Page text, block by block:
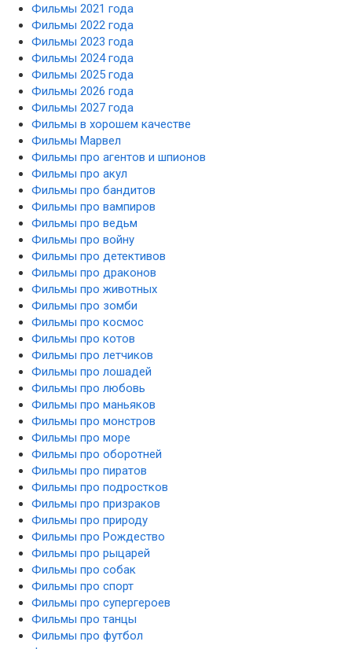
Фильмы 2021 года
Фильмы 2022 года
Фильмы 2023 года
Фильмы 2024 года
Фильмы 2025 года
Фильмы 2026 года
Фильмы 2027 года
Фильмы в хорошем качестве
Фильмы Марвел
Фильмы про агентов и шпионов
Фильмы про акул
Фильмы про бандитов
Фильмы про вампиров
Фильмы про ведьм
Фильмы про войну
Фильмы про детективов
Фильмы про драконов
Фильмы про животных
Фильмы про зомби
Фильмы про космос
Фильмы про котов
Фильмы про летчиков
Фильмы про лошадей
Фильмы про любовь
Фильмы про маньяков
Фильмы про монстров
Фильмы про море
Фильмы про оборотней
Фильмы про пиратов
Фильмы про подростков
Фильмы про призраков
Фильмы про природу
Фильмы про Рождество
Фильмы про рыцарей
Фильмы про собак
Фильмы про спорт
Фильмы про супергероев
Фильмы про танцы
Фильмы про футбол